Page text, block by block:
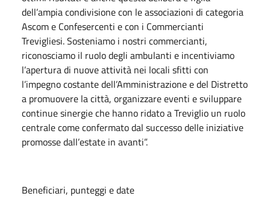
dell’ampia condivisione con le associazioni di categoria
Ascom e Confesercenti e con i Commercianti
Trevigliesi. Sosteniamo i nostri commercianti,
riconosciamo il ruolo degli ambulanti e incentiviamo
l’apertura di nuove attività nei locali sfitti con
l’impegno costante dell’Amministrazione e del Distretto
a promuovere la città, organizzare eventi e sviluppare
continue sinergie che hanno ridato a Treviglio un ruolo
centrale come confermato dal successo delle iniziative
promosse dall’estate in avanti”.
Beneficiari, punteggi e date